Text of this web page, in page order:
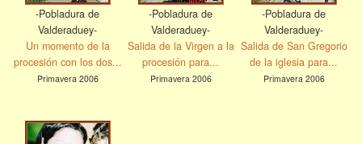
-Pobladura de
Valderaduey-
Un momento de la
procesión con los dos...
Primavera 2006
-Pobladura de
Valderaduey-
Salida de la Virgen a la
procesión para...
Primavera 2006
-Pobladura de
Valderaduey-
Salida de San Gregorio
de la iglesia para...
Primavera 2006